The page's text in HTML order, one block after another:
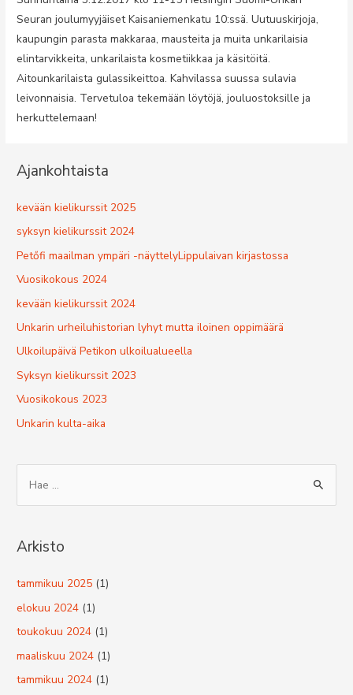
Seuran joulumyyjäiset Kaisaniemenkatu 10:ssä. Uutuuskirjoja,
kaupungin parasta makkaraa, mausteita ja muita unkarilaisia
elintarvikkeita, unkarilaista kosmetiikkaa ja käsitöitä.
Aitounkarilaista gulassikeittoa. Kahvilassa suussa sulavia
leivonnaisia. Tervetuloa tekemään löytöjä, jouluostoksille ja
herkuttelemaan!
Ajankohtaista
kevään kielikurssit 2025
syksyn kielikurssit 2024
Petőfi maailman ympäri -näyttelyLippulaivan kirjastossa
Vuosikokous 2024
kevään kielikurssit 2024
Unkarin urheiluhistorian lyhyt mutta iloinen oppimäärä
Ulkoilupäivä Petikon ulkoilualueella
Syksyn kielikurssit 2023
Vuosikokous 2023
Unkarin kulta-aika
h
Arkisto
tammikuu 2025 (1)
elokuu 2024 (1)
toukokuu 2024 (1)
maaliskuu 2024 (1)
tammikuu 2024 (1)